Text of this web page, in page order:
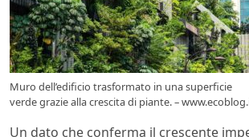
Muro dell’edificio trasformato in una superficie
verde grazie alla crescita di piante. –
Un dato che conferma il crescente